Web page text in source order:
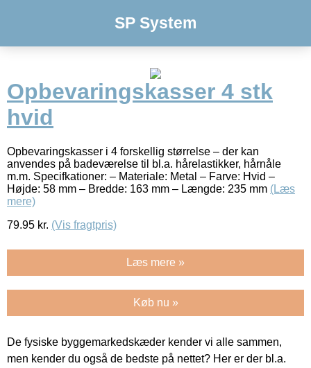
SP System
Opbevaringskasser 4 stk
hvid
Opbevaringskasser i 4 forskellig størrelse – der kan
anvendes på badeværelse til bl.a. hårelastikker, hårnåle
m.m. Specifkationer: – Materiale: Metal – Farve: Hvid –
Højde: 58 mm – Bredde: 163 mm – Længde: 235 mm (Læs
mere)
79.95 kr. (Vis fragtpris)
Læs mere »
Køb nu »
De fysiske byggemarkedskæder kender vi alle sammen,
men kender du også de bedste på nettet? Her er der bl.a.